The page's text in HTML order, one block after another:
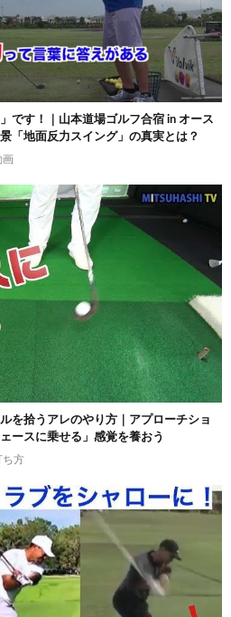
です！｜山本道場ゴルフ合宿 in オース
「地面反力スイング」の真実とは？
画
を拾うアレのやり方｜アプローチショ
ースに乗せる」感覚を養おう
ち方